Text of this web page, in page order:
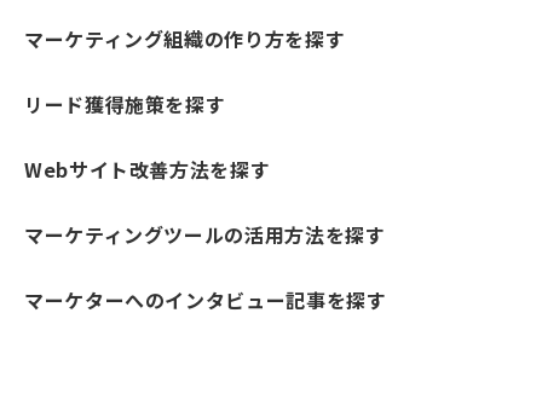
マーケティング組織の作り方を探す
リード獲得施策を探す
Webサイト改善方法を探す
マーケティングツールの活用方法を探す
マーケターへのインタビュー記事を探す